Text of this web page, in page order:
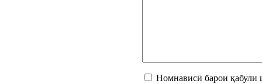
Номнависӣ барои қабули